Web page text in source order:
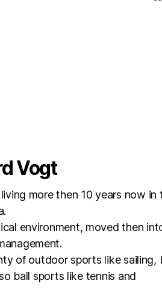
Vogt
more then 10 years now in
environment, moved then
of outdoor sports like sailing,
ball sports like tennis and